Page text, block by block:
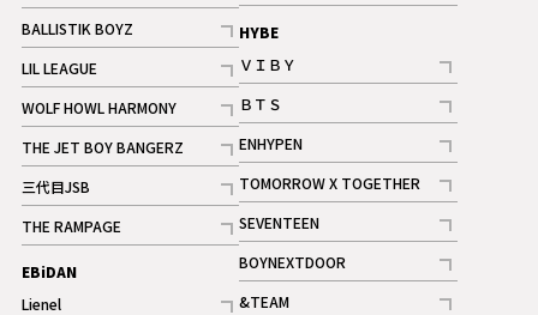
記事
BALLISTIK BOYZ
記事
LIL LEAGUE
記事
WOLF HOWL HARMONY
記事
THE JET BOY BANGERZ
記事
三代目JSB
記事
THE RAMPAGE
記事
ギャラリー
EBiDAN
Lienel
記事
HYBE
ＶＩＢＹ
記事
ＢＴＳ
記事
ENHYPEN
記事
TOMORROW X TOGETHER
記事
ギャラリー
SEVENTEEN
記事
BOYNEXTDOOR
記事
&TEAM